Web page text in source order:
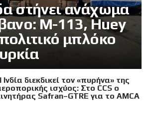
στήνει ανάχωμα
M-113, Huey
μπλόκο
Ινδία διεκδικεί τον «πυρήνα» της
ισχύος: Στο CCS ο
Safran–GTRE για το AMCA